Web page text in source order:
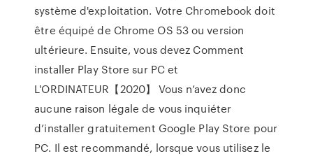
système d'exploitation. Votre Chromebook doit
être équipé de Chrome OS 53 ou version
ultérieure. Ensuite, vous devez Comment
installer Play Store sur PC et
L'ORDINATEUR【2020】 Vous n’avez donc
aucune raison légale de vous inquiéter
d’installer gratuitement Google Play Store pour
PC. Il est recommandé, lorsque vous utilisez le